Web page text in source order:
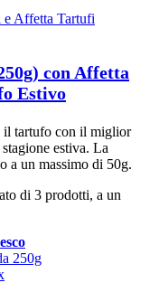
con Affetta
Estivo
il tartufo con il miglior
estiva. La
a un massimo di 50g.
di 3 prodotti, a un
250g